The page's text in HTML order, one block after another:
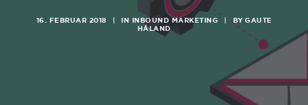
16. FEBRUAR 2018 IN INBOUND MARKETING | BY GAUTE
HÅLAND